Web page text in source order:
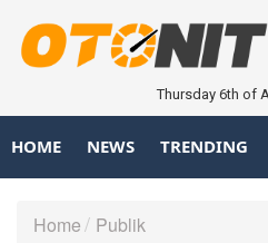
Thursday 6th of
HOME NEWS TRENDING
Home Publik